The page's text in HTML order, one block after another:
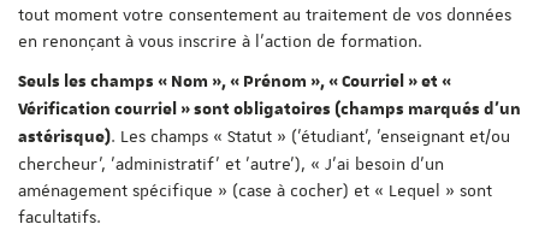
tout moment votre consentement au traitement de vos données
en renonçant à vous inscrire à l'action de formation.
Seuls les champs « Nom », « Prénom », « Courriel » et «
Vérification courriel » sont obligatoires (champs marqués d'un
astérisque). Les champs « Statut » ('étudiant', 'enseignant et/ou
chercheur', 'administratif' et 'autre'), « J'ai besoin d'un
aménagement spécifique » (case à cocher) et « Lequel » sont
facultatifs.